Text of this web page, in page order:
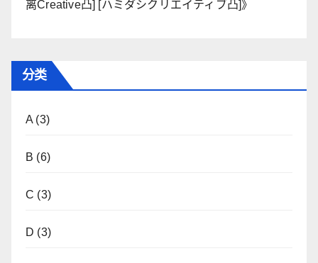
离Creative凸] [ハミダシクリエイティブ凸]》
分类
A (3)
B (6)
C (3)
D (3)